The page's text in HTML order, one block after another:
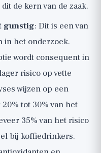
de kern van de zaak.
gunstig: Dit is een van
in het onderzoek.
wordt consequent in
risico op vette
wijzen op een
tot 30% van het
35% van het risico
bij koffiedrinkers.